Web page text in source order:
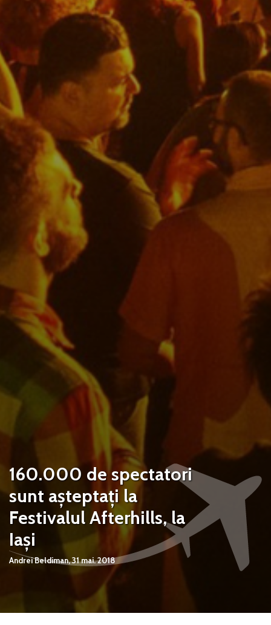
160.000 de spectatori
sunt așteptați la
Festivalul Afterhills, la
Iași
Andrei Beldiman,31 mai. 2018